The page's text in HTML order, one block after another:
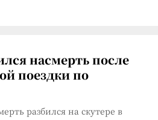
насмерть после
поездки по
разбился на скутере в